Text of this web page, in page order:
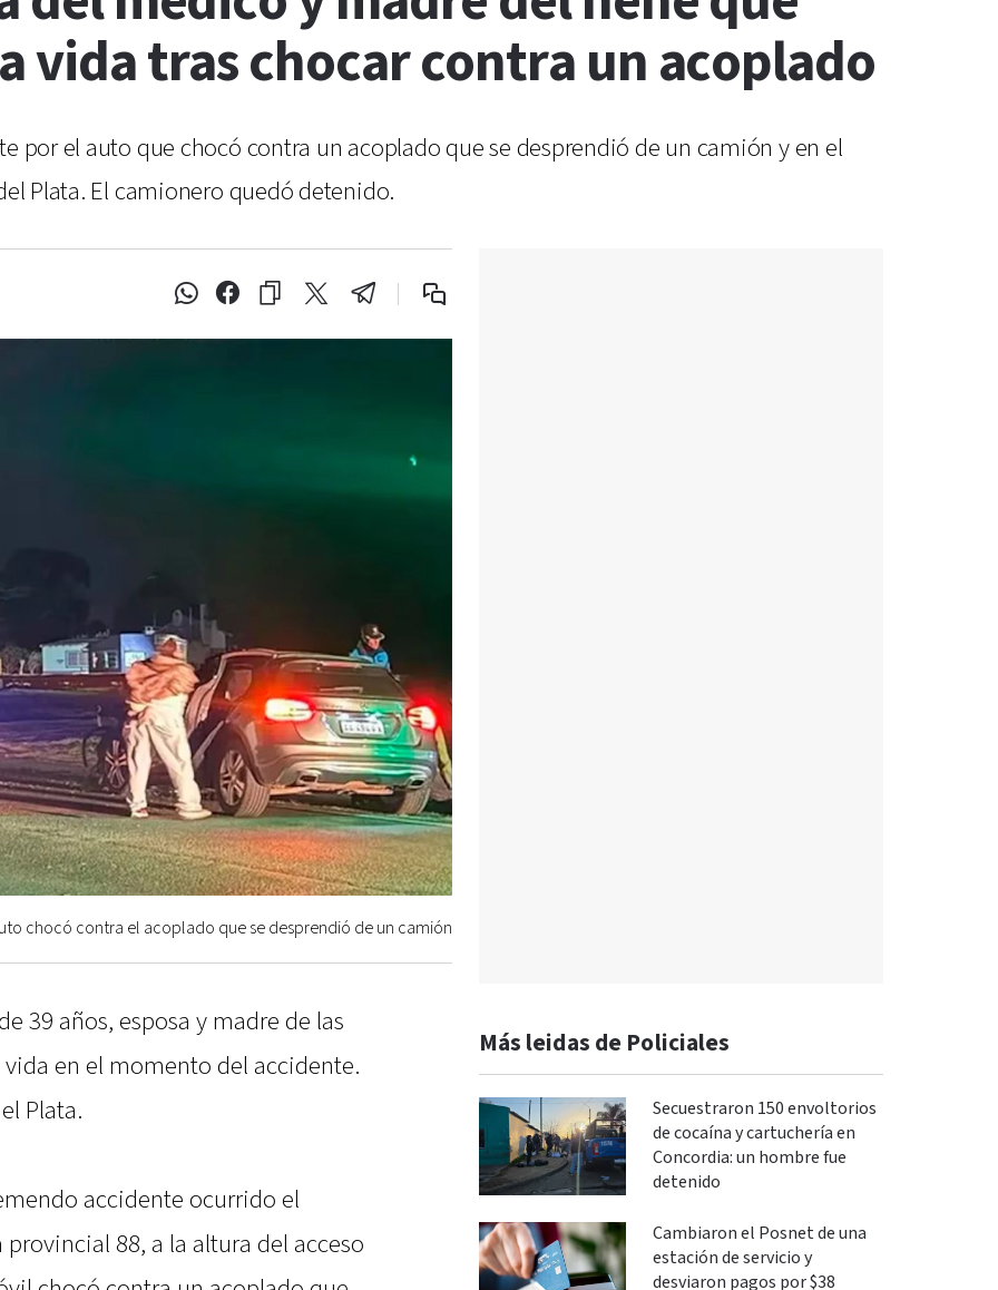
vida tras chocar contra un acoplado
por el auto que chocó contra un acoplado que se desprendió de un camión y en el
Plata. El camionero quedó detenido.
chocó contra el acoplado que se desprendió de un camión
39 años, esposa y madre de las
en el momento del accidente.
Plata.
accidente ocurrido el
88, a la altura del acceso
Más leidas de Policiales
Secuestraron 150 envoltorios
de cocaína y cartuchería en
Concordia: un hombre fue
detenido
Cambiaron el Posnet de una
estación de servicio y
desviaron pagos por $38